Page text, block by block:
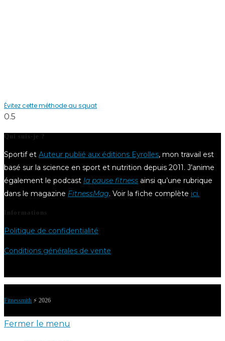
Évitez cette méthode au squat
Qui suis-je ?
Sportif et Auteur publié aux éditions Eyrolles, mon travail est
basé sur la science en sport et nutrition depuis 2011. J’anime
également le podcast la pause fitness ainsi qu’une rubrique
dans le magazine FitnessMag. Voir la fiche complète ici.
Informations
Politique de confidentialité
Conditions générales de vente
Fitnessmith ⚡️ 2026
Fermer le menu